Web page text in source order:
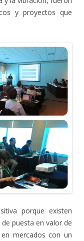
y proyectos que
porque existen
puesta en valor de
mercados con un